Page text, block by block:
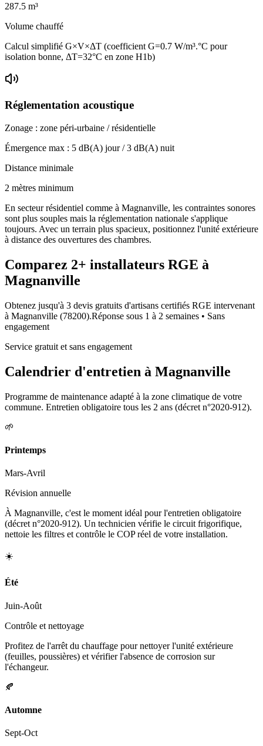
287.5 m³
Volume chauffé
Calcul simplifié G×V×ΔT (coefficient G=0.7 W/m³.°C pour
isolation bonne, ΔT=32°C en zone H1b)
Réglementation acoustique
Zonage : zone péri-urbaine / résidentielle
Émergence max : 5 dB(A) jour /3 dB(A) nuit
Distance minimale
2 mètres minimum
En secteur résidentiel comme à Magnanville, les contraintes sonores
sont plus souples mais la réglementation nationale s'applique
toujours. Avec un terrain plus spacieux, positionnez l'unité extérieure
à distance des ouvertures des chambres.
Comparez 2+ installateurs RGE à
Magnanville
Obtenez jusqu'à 3 devis gratuits d'artisans certifiés RGE intervenant
à Magnanville (78200).Réponse sous 1 à 2 semaines • Sans
engagement
Service gratuit et sans engagement
Calendrier d'entretien à Magnanville
Programme de maintenance adapté à la zone climatique de votre
commune. Entretien obligatoire tous les 2 ans (décret n°2020-912).
🌱
Printemps
Mars-Avril
Révision annuelle
À Magnanville, c'est le moment idéal pour l'entretien obligatoire
(décret n°2020-912). Un technicien vérifie le circuit frigorifique,
nettoie les filtres et contrôle le COP réel de votre installation.
☀️
Été
Juin-Août
Contrôle et nettoyage
Profitez de l'arrêt du chauffage pour nettoyer l'unité extérieure
(feuilles, poussières) et vérifier l'absence de corrosion sur
l'échangeur.
🍂
Automne
Sept-Oct